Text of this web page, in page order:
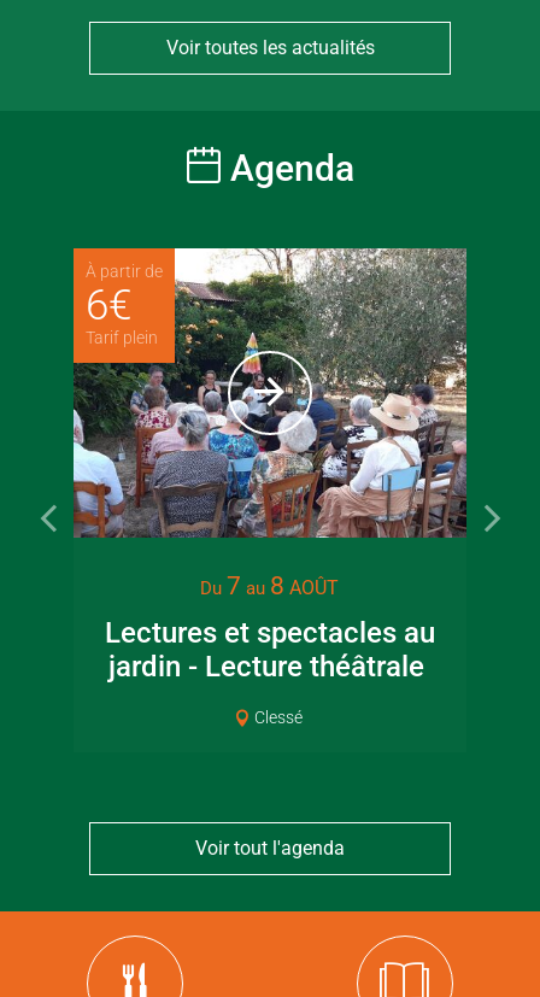
Voir toutes les actualités
Agenda
À partir de
6€
Tarif plein
Du 7 au 8 AOÛT
Lectures et spectacles au
jardin - Lecture théâtrale
Clessé
Voir tout l'agenda